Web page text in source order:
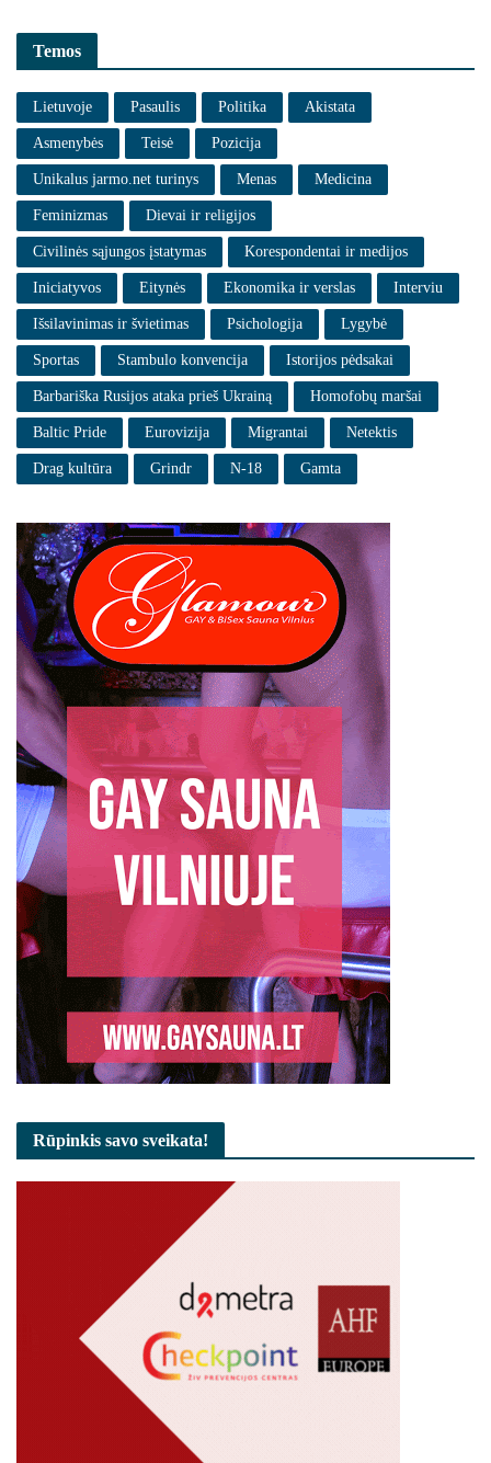
Temos
Lietuvoje Pasaulis Politika Akistata
Asmenybės Teisė Pozicija
Unikalus jarmo.net turinys Menas Medicina
Feminizmas Dievai ir religijos
Civilinės sąjungos įstatymas Korespondentai ir medijos
Iniciatyvos Eitynės Ekonomika ir verslas Interviu
Išsilavinimas ir švietimas Psichologija Lygybė
Sportas Stambulo konvencija Istorijos pėdsakai
Barbariška Rusijos ataka prieš Ukrainą Homofobų maršai
Baltic Pride Eurovizija Migrantai Netektis
Drag kultūra Grindr N-18 Gamta
Rūpinkis savo sveikata!